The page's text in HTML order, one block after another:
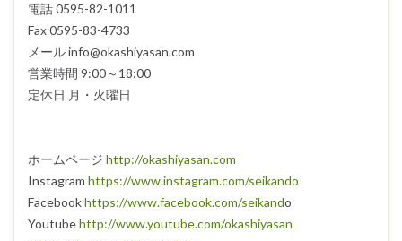
電話 0595-82-1011
Fax 0595-83-4733
メール info@okashiyasan.com
営業時間 9:00～18:00
定休日 月・火曜日
ホームページ http://okashiyasan.com
Instagram https://www.instagram.com/seikando
Facebookhttps://www.facebook.com/seikando
Youtubehttp://www.youtube.com/okashiyasan